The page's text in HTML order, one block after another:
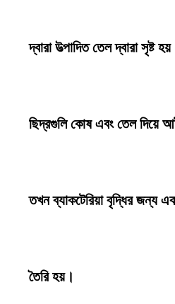
দ্বারা উত্পাদিত তেল দ্বারা সৃষ্ট
ছিদ্রগুলি কোষ এবং তেল দিয়ে
তখন ব্যাকটেরিয়া বৃদ্ধির জন্য
তৈরি হয়।